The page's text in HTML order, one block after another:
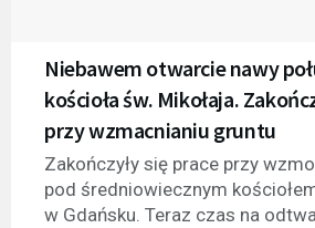
Niebawem otwarcie nawy
kościoła św. Mikołaja.
przy wzmacnianiu gruntu
Zakończyły się prace przy
pod średniowiecznym
w Gdańsku. Teraz czas na